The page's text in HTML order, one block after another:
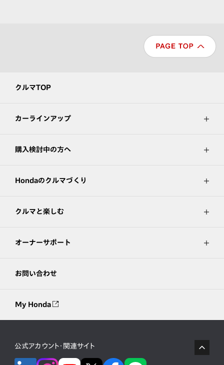
クルマTOP
カーラインアップ
購入検討中の方へ
Hondaのクルマづくり
クルマと楽しむ
オーナーサポート
お問い合わせ
My Honda
公式アカウント・関連サイト